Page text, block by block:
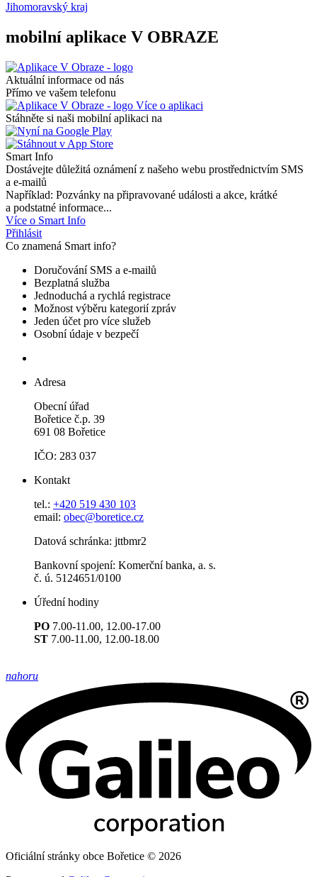
Jihomoravský kraj
mobilní aplikace V OBRAZE
Aktuální informace od nás
Přímo ve vašem telefonu
Více o aplikaci
Stáhněte si naši mobilní aplikaci na
Smart Info
Dostávejte důležitá oznámení z našeho webu prostřednictvím SMS
a e-mailů
Například: Pozvánky na připravované události a akce, krátké
a podstatné informace...
Více o Smart Info
Přihlásit
Co znamená Smart info?
Doručování SMS a e-mailů
Bezplatná služba
Jednoduchá a rychlá registrace
Možnost výběru kategorií zpráv
Jeden účet pro více služeb
Osobní údaje v bezpečí
Adresa
Obecní úřad
Bořetice č.p. 39
691 08 Bořetice
IČO: 283 037
Kontakt
tel.: +420 519 430 103
email: obec@boretice.cz
Datová schránka: jttbmr2
Bankovní spojení: Komerční banka, a. s.
č. ú. 5124651/0100
Úřední hodiny
PO 7.00-11.00, 12.00-17.00
ST 7.00-11.00, 12.00-18.00
nahoru
Oficiální stránky obce Bořetice © 2026